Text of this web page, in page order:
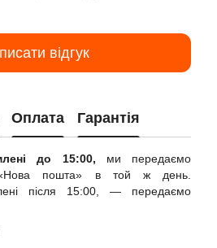
відгук
Оплата Гарантія
до 15:00, ми передаємо
«Нова пошта» в той ж день.
після 15:00, — передаємо